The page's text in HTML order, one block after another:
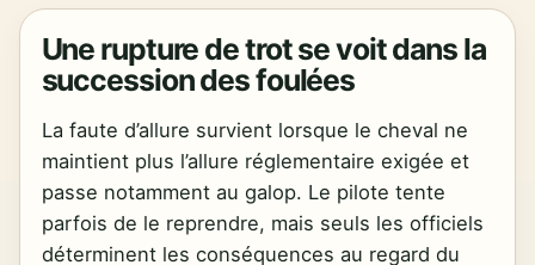
Une rupture de trot se voit dans la
succession des foulées
La faute d’allure survient lorsque le cheval ne
maintient plus l’allure réglementaire exigée et
passe notamment au galop. Le pilote tente
parfois de le reprendre, mais seuls les officiels
déterminent les conséquences au regard du